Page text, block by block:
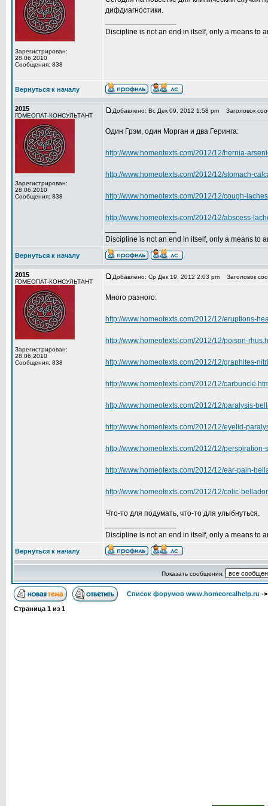
Зарегистрирован:
28.06.2010
Сообщения: 838
дифдиагностики.
Discipline is not an end in itself, only a means to
Вернуться к началу
2015
ГОМЕОПАТ-КОНСУЛЬТАНТ
Зарегистрирован:
28.06.2010
Сообщения: 838
Добавлено: Вс Дек 09, 2012 1:58 pm Заголовок
Один Грэм, один Морган и два Геринга:
http://www.homeotexts.com/2012/12/hernia-
http://www.homeotexts.com/2012/12/stomach-
http://www.homeotexts.com/2012/12/cough-
http://www.homeotexts.com/2012/12/abscess-
Discipline is not an end in itself, only a means to
Вернуться к началу
2015
ГОМЕОПАТ-КОНСУЛЬТАНТ
Зарегистрирован:
28.06.2010
Сообщения: 838
Добавлено: Ср Дек 19, 2012 2:03 pm Заголовок
Много разного:
http://www.homeotexts.com/2012/12/eruptions-
http://www.homeotexts.com/2012/12/poison-
http://www.homeotexts.com/2012/12/graphites-
http://www.homeotexts.com/2012/12/
http://www.homeotexts.com/2012/12/paralysis-
http://www.homeotexts.com/2012/12/eyelid-
http://www.homeotexts.com/2012/12/perspiration-
http://www.homeotexts.com/2012/12/ear-pain-
http://www.homeotexts.com/2012/12/colic-
Что-то для подумать, что-то для улыбнуться.
Discipline is not an end in itself, only a means to
Вернуться к началу
Показать сообщения:
Список форумов www.homeorealhelp.ru -
Страница 1 из 1